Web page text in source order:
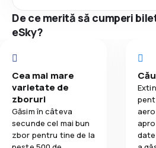
De ce merită să cumperi
eSky?
Cea mai mare
varietate de
zboruri
Găsim în câteva
secunde cel mai bun
zbor pentru tine de la